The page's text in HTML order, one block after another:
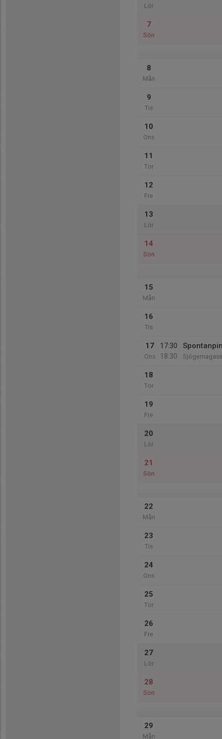
Lör
7
Sön
8
Mån
9
Tis
10
Ons
11
Tor
12
Fre
13
Lör
14
Sön
15
Mån
16
Tis
17
Ons
17:30
18:30
18
Tor
19
Fre
20
Lör
21
Sön
22
Mån
23
Tis
24
Ons
25
Tor
26
Fre
27
Lör
28
Sön
29
Mån